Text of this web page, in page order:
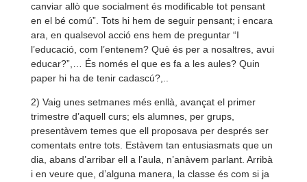
canviar allò que socialment és modificable tot pensant
en el bé comú”. Tots hi hem de seguir pensant; i encara
ara, en qualsevol acció ens hem de preguntar “I
l’educació, com l’entenem? Què és per a nosaltres, avui
educar?”,… És només el que es fa a les aules? Quin
paper hi ha de tenir cadascú?,..
2) Vaig unes setmanes més enllà, avançat el primer
trimestre d’aquell curs; els alumnes, per grups,
presentàvem temes que ell proposava per després ser
comentats entre tots. Estàvem tan entusiasmats que un
dia, abans d’arribar ell a l’aula, n’anàvem parlant. Arribà
i en veure que, d’alguna manera, la classe és com si ja